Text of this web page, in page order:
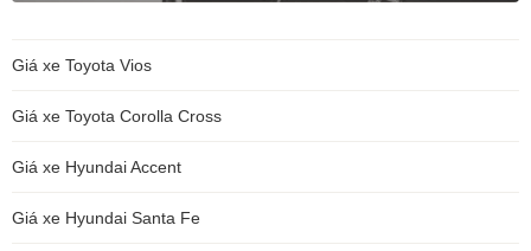
Giá xe Toyota Vios
Giá xe Toyota Corolla Cross
Giá xe Hyundai Accent
Giá xe Hyundai Santa Fe